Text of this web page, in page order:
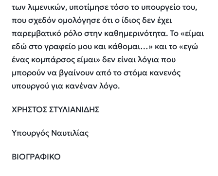
των λιμενικών, υποτίμησε τόσο το υπουργείο του,
που σχεδόν ομολόγησε ότι ο ίδιος δεν έχει
παρεμβατικό ρόλο στην καθημερινότητα. Το «είμαι
εδώ στο γραφείο μου και κάθομαι…» και το «εγώ
ένας κομπάρσος είμαι» δεν είναι λόγια που
μπορούν να βγαίνουν από το στόμα κανενός
υπουργού για κανέναν λόγο.
ΧΡΗΣΤΟΣ ΣΤΥΛΙΑΝΙΔΗΣ
Υπουργός Ναυτιλίας
ΒΙΟΓΡΑΦΙΚΟ